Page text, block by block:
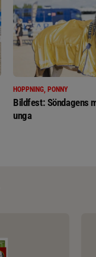
HOPPNING, PONNY
Bildfest: Söndagens
unga